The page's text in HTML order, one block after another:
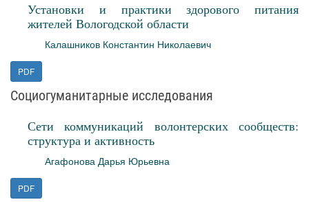
Установки и практики здорового питания
жителей Вологодской области
Калашников Константин Николаевич
PDF
Социогуманитарные исследования
Сети коммуникаций волонтерских сообществ:
структура и активность
Агафонова Дарья Юрьевна
PDF